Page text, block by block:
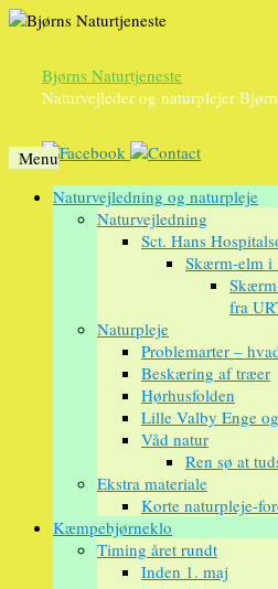
Bjørns Naturtjeneste
Naturvejleder og naturplejer Bjørn
Menu
VidereNaturvejledning og naturpleje
Naturvejledning
Sct. Hans
Skærm-elm i
fra
Naturpleje
Problemarter –
Beskæring af træer
Hørhusfolden
Lille Valby Enge
Våd natur
Ren sø at
Ekstra materiale
Korte naturpleje-
Kæmpebjørneklo
Timing året rundt
Inden 1. maj